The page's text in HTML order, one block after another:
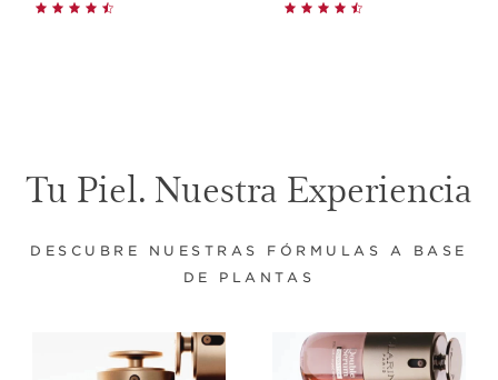
Tu Piel. Nuestra Experiencia
DESCUBRE NUESTRAS FÓRMULAS A BASE
DE PLANTAS